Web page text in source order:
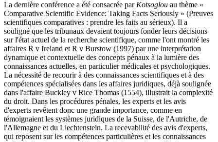
La dernière conférence a été consacrée par Kotsoglou au thème «
Comparative Scientific Evidence: Taking Facts Seriously » (Preuves
scientifiques comparatives : prendre les faits au sérieux). Il a
souligné que les tribunaux devaient toujours fonder leurs décisions
sur l'état actuel de la recherche scientifique, comme l'ont montré les
affaires R v Ireland et R v Burstow (1997) par une interprétation
dynamique et contextuelle des concepts pénaux à la lumière des
connaissances actuelles, en particulier médicales et psychologiques.
La nécessité de recourir à des connaissances scientifiques et à des
compétences spécialisées dans les affaires juridiques, déjà soulignée
dans l'affaire Buckley v Rice Thomas (1554), illustrait la complexité
du droit. Dans les procédures pénales, les experts et les avis
d'experts revêtent donc une grande importance, comme en
témoignaient les systèmes juridiques de la Suisse, de l'Autriche, de
l'Allemagne et du Liechtenstein. La recevabilité des avis d'experts,
qui reposent sur les compétences particulières et les connaissances